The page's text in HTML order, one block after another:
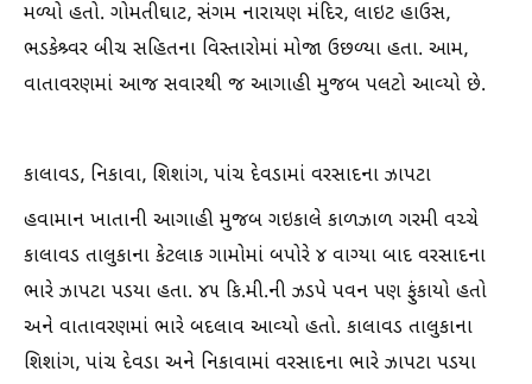
મળ્યો હતો. ગોમતીઘાટ, સંગમ નારાયણ મંદિર, લાઇટ હાઉસ,
ભડકેશ્ર્વર બીચ સહિતના વિસ્તારોમાં મોજા ઉછળ્યા હતા. આમ,
વાતાવરણમાં આજ સવારથી જ આગાહી મુજબ પલટો આવ્યો છે.
કાલાવડ, નિકાવા, શિશાંગ, પાંચ દેવડામાં વરસાદના ઝાપટા
હવામાન ખાતાની આગાહી મુજબ ગઇકાલે કાળઝાળ ગરમી વચ્ચે
કાલાવડ તાલુકાના કેટલાક ગામોમાં બપોરે ૪ વાગ્યા બાદ વરસાદના
ભારે ઝાપટા પડયા હતા. ૪૫ કિ.મી.ની ઝડપે પવન પણ ફુંકાયો હતો
અને વાતાવરણમાં ભારે બદલાવ આવ્યો હતો. કાલાવડ તાલુકાના
શિશાંગ, પાંચ દેવડા અને નિકાવામાં વરસાદના ભારે ઝાપટા પડયા